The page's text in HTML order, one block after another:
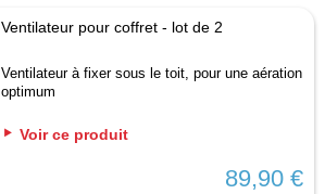
Ventilateur pour coffret - lot de 2
Ventilateur à fixer sous le toit, pour une aération
optimum
Voir ce produit
89,90 €